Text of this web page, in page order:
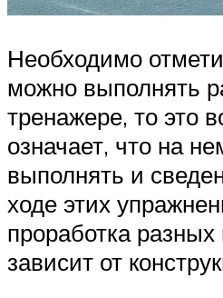
Необходимо
можно выполнять
тренажере, то это
означает, что на
выполнять и
ходе этих
проработка
зависит от